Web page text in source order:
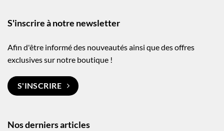
Nos derniers articles
S'inscrire à notre newsletter
Afin d'être informé des nouveautés ainsi que des offres
exclusives sur notre boutique !
S'INSCRIRE